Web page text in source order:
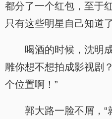
都分了一个红包，至于
只有这些明星自己知道了
喝酒的时候，沈明
雕你想不想拍成影视剧
个位置啊！”
郭大路一脸不屑，“